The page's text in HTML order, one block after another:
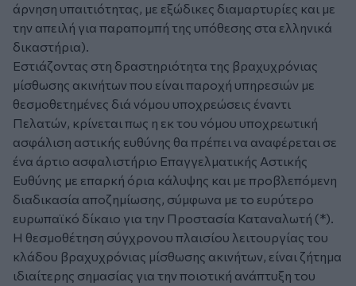
άρνηση υπαιτιότητας, με εξώδικες διαμαρτυρίες και με
την απειλή για παραπομπή της υπόθεσης στα ελληνικά
δικαστήρια).
Εστιάζοντας στη δραστηριότητα της βραχυχρόνιας
μίσθωσης ακινήτων που είναι παροχή υπηρεσιών με
θεσμοθετημένες διά νόμου υποχρεώσεις έναντι
Πελατών, κρίνεται πως η εκ του νόμου υποχρεωτική
ασφάλιση αστικής ευθύνης θα πρέπει να αναφέρεται σε
ένα άρτιο ασφαλιστήριο Επαγγελματικής Αστικής
Ευθύνης με επαρκή όρια κάλυψης και με προβλεπόμενη
διαδικασία αποζημίωσης, σύμφωνα με το ευρύτερο
ευρωπαϊκό δίκαιο για την Προστασία Καταναλωτή (*).
Η θεσμοθέτηση σύγχρονου πλαισίου λειτουργίας του
κλάδου βραχυχρόνιας μίσθωσης ακινήτων, είναι ζήτημα
ιδιαίτερης σημασίας για την ποιοτική ανάπτυξη του